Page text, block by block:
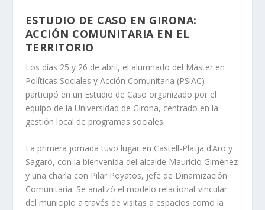
ESTUDIO DE CASO EN GIRONA:
ACCIÓN COMUNITARIA EN EL
TERRITORIO
Los días 25 y 26 de abril, el alumnado del Máster en
Políticas Sociales y Acción Comunitaria (PSiAC)
participó en un Estudio de Caso organizado por el
equipo de la Universidad de Girona, centrado en la
gestión local de programas sociales.
La primera jornada tuvo lugar en Castell-Platja d’Aro y
Sagaró, con la bienvenida del alcalde Mauricio Giménez
y una charla con Pilar Poyatos, jefe de Dinamización
Comunitaria. Se analizó el modelo relacional-vincular
del municipio a través de visitas a espacios como la